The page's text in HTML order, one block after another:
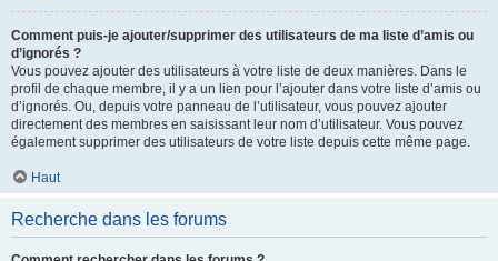
Comment puis-je ajouter/supprimer des utilisateurs de ma liste d’amis ou
d’ignorés ?
Vous pouvez ajouter des utilisateurs à votre liste de deux manières. Dans le
profil de chaque membre, il y a un lien pour l’ajouter dans votre liste d’amis ou
d’ignorés. Ou, depuis votre panneau de l’utilisateur, vous pouvez ajouter
directement des membres en saisissant leur nom d’utilisateur. Vous pouvez
également supprimer des utilisateurs de votre liste depuis cette même page.
Haut
Recherche dans les forums